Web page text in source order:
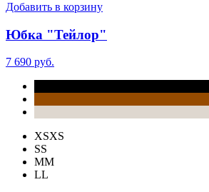
Добавить в корзину
Юбка "Тейлор"
7 690 руб.
XSXS
SS
MM
LL